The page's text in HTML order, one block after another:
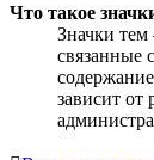
Что такое
Значки
связанные
зависит от